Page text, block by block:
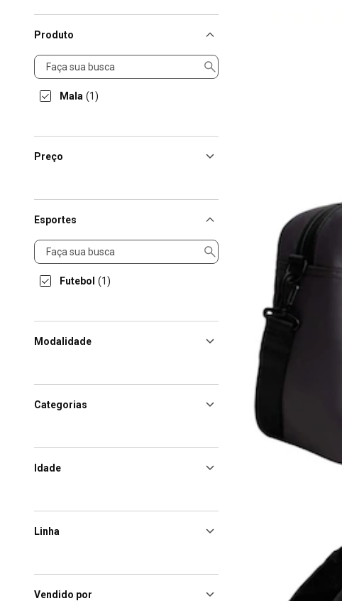
Produto
Produto
Mala (1)
Preço
Esportes
Esportes
Futebol (1)
Modalidade
Categorias
Idade
Linha
Vendido por